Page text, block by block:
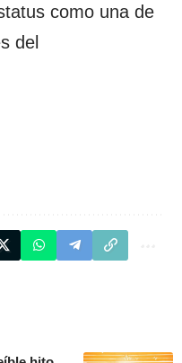
como una de
del